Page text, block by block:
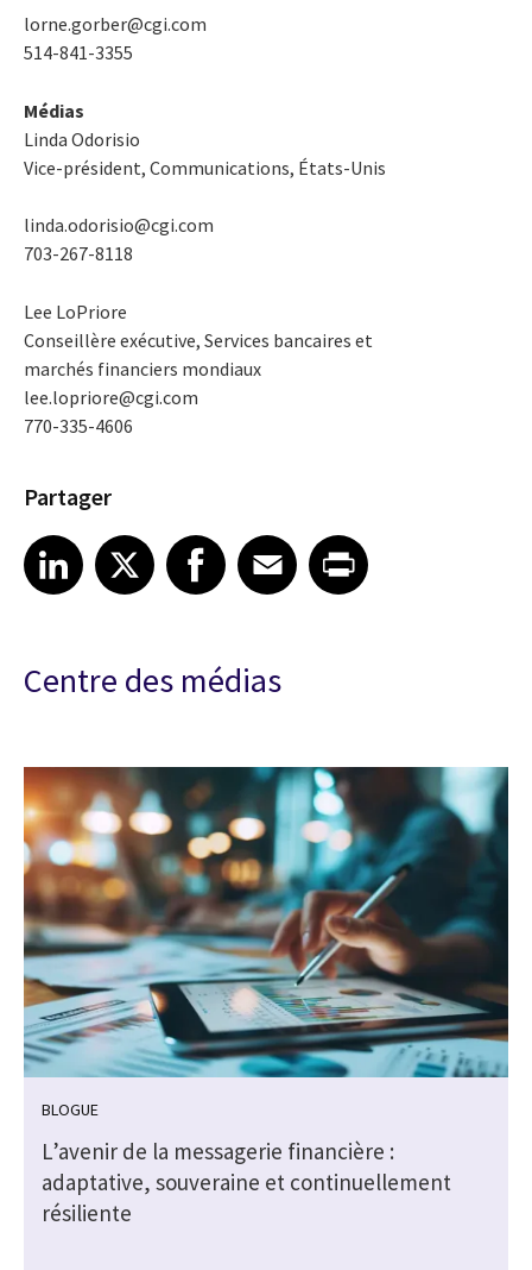
lorne.gorber@cgi.com
514-841-3355
Médias
Linda Odorisio
Vice-président, Communications, États-Unis
linda.odorisio@cgi.com
703-267-8118
Lee LoPriore
Conseillère exécutive, Services bancaires et
marchés financiers mondiaux
lee.lopriore@cgi.com
770-335-4606
Partager
Share article on LinkedIn
LinkedIn
Share article on XShare article on Facebook
Facebook
Share article on Email
EmailShare article on Print
Centre des médias
BLOGUE
L’avenir de la messagerie financière :
adaptative, souveraine et continuellement
résiliente